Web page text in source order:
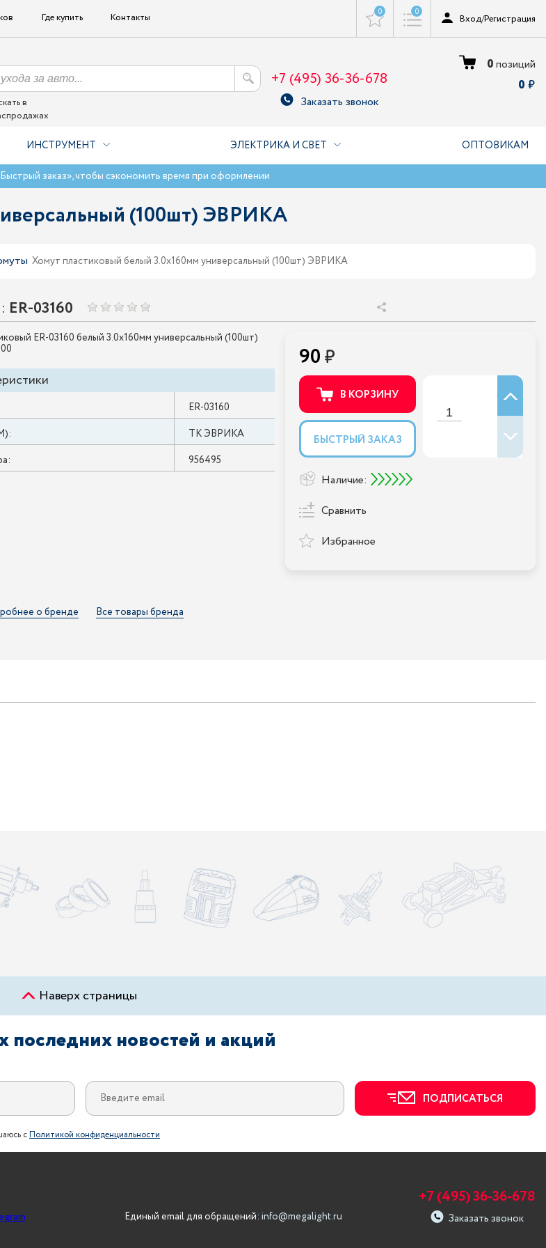
Где купить Контакты 0 0
Вход/Регистрация
в
+7 (495) 36-36-678
Заказать звонок
0позиций
0
ИНСТРУМЕНТ ЭЛЕКТРИКА И СВЕТ ОПТОВИКАМ
заказ», чтобы сэкономить время при оформлении
(100шт) ЭВРИКА
Хомут пластиковый белый 3.0x160мм универсальный (100шт) ЭВРИКА
ER-03160
ER-03160 белый 3.0x160мм универсальный (100шт)
ER-03160
ТК ЭВРИКА
956495
90
В КОРЗИНУ
БЫСТРЫЙ ЗАКАЗ
Наличие:
Сравнить
Избранное
о бренде Все товары бренда
Наверх страницы
последних новостей и акций
ПОДПИСАТЬСЯ
сПолитикой конфиденциальности
Единый email для обращений: info@megalight.ru
+7 (495) 36-36-678
Заказать звонок